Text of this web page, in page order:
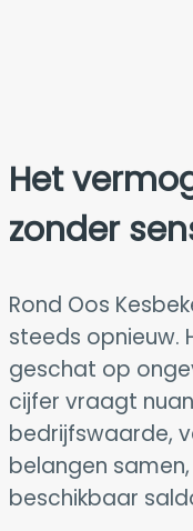
Het
zonder
Rond Oos
steeds opnieuw.
geschat op
cijfer vraagt
bedrijfswaarde,
belangen
beschikbaar